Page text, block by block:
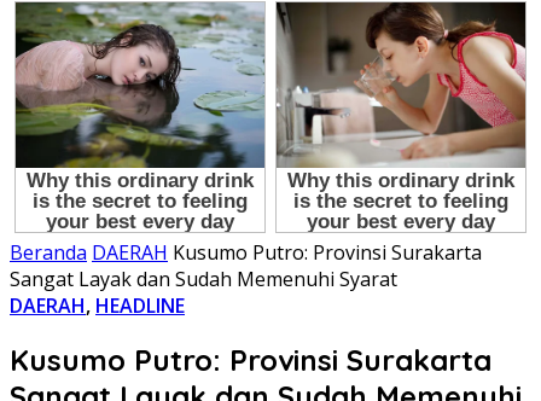
Beranda DAERAH Kusumo Putro: Provinsi Surakarta
Sangat Layak dan Sudah Memenuhi Syarat
DAERAH, HEADLINE
Kusumo Putro: Provinsi Surakarta